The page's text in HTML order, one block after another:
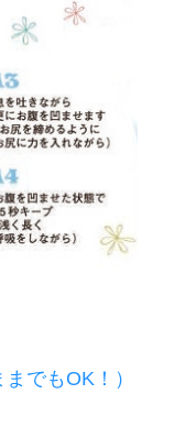
でもOK！）